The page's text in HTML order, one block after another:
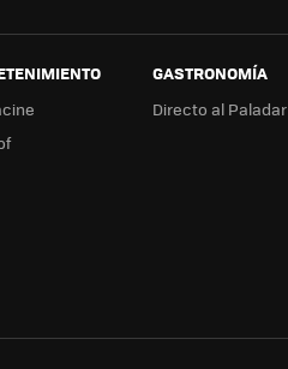
GASTRONOMÍA
Directo al Paladar